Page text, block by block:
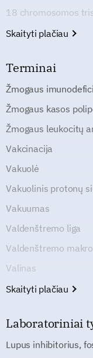
18 chromosomos
Skaityti plačiau
Terminai
Žmogaus
Žmogaus kasos
Žmogaus leukocitų
Vakcinacija
Vakuolė
Vakuolinis protonų
Vakuumas
Valdenštremo liga
Valdenštremo
Valinas
Skaityti plačiau
Laboratoriniai
Lupus inhibitorius,